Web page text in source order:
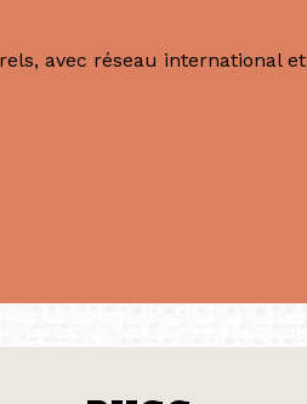
avec réseau international et